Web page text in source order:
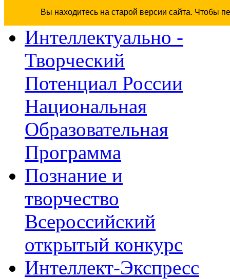
Вы находитесь на старой версии сайта. Чтобы
Интеллектуально -
Творческий
Потенциал России
Национальная
Образовательная
Программа
Познание и
творчество
Всероссийский
открытый конкурс
Интеллект-Экспресс